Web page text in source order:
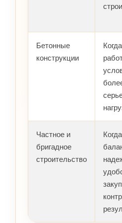
Бетонные
конструкции
Частное и
бригадное
строительство